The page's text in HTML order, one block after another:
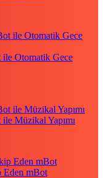
Otomatik Gece
Müzikal Yapımı
Eden mBot